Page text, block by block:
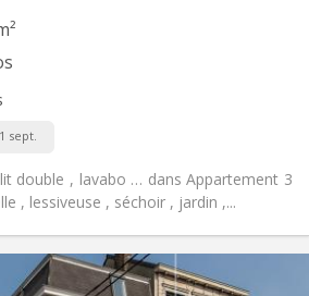
1 sept.
double , lavabo … dans Appartement 3
, lessiveuse , séchoir , jardin ,...
studieuse, calme,
Infos Pratiques